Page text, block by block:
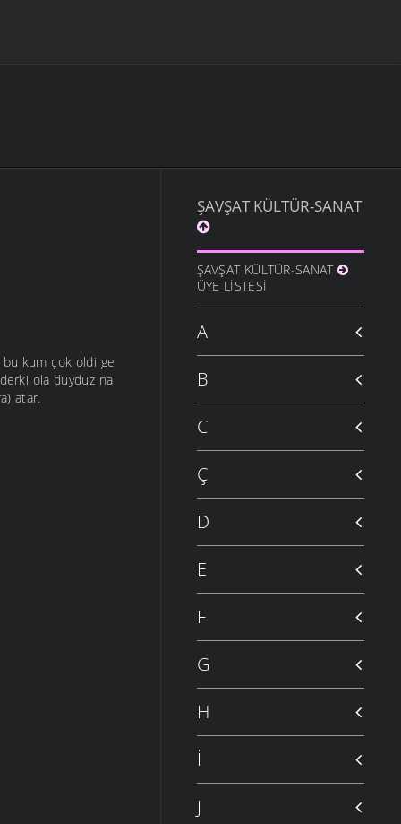
bu kum çok oldi ge
ola duyduz na
atar.
ŞAVŞAT KÜLTÜR-SANAT
ŞAVŞAT KÜLTÜR-SANAT
ÜYE LISTESI
A
B
C
Ç
D
E
F
G
H
İ
J